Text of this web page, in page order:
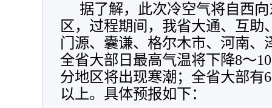
据了解，此次冷空气将自西
区，过程期间，我省大通、互助
门源、囊谦、格尔木市、河南、
全省大部日最高气温将下降8～
分地区将出现寒潮；全省大部有
以上。具体预报如下：